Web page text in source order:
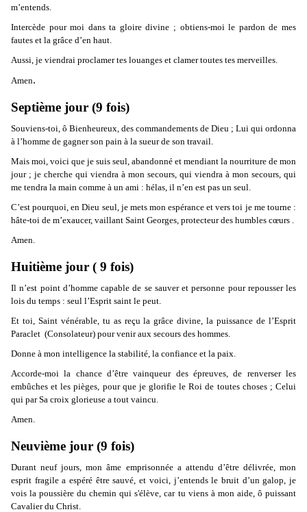
m’entends.
Intercède pour moi dans ta gloire divine ; obtiens-moi le pardon de mes
fautes et la grâce d’en haut.
Aussi, je viendrai proclamer tes louanges et clamer toutes tes merveilles.
Amen.
Septième jour (9 fois)
Souviens-toi, ô Bienheureux, des commandements de Dieu ; Lui qui ordonna
à l’homme de gagner son pain à la sueur de son travail.
Mais moi, voici que je suis seul, abandonné et mendiant la nourriture de mon
jour ; je cherche qui viendra à mon secours, qui viendra à mon secours, qui
me tendra la main comme à un ami : hélas, il n’en est pas un seul.
C’est pourquoi, en Dieu seul, je mets mon espérance et vers toi je me tourne :
hâte-toi de m’exaucer, vaillant Saint Georges, protecteur des humbles cœurs .
Amen.
Huitième jour ( 9 fois)
Il n’est point d’homme capable de se sauver et personne pour repousser les
lois du temps : seul l’Esprit saint le peut.
Et toi, Saint vénérable, tu as reçu la grâce divine, la puissance de l’Esprit
Paraclet (Consolateur) pour venir aux secours des hommes.
Donne à mon intelligence la stabilité, la confiance et la paix.
Accorde-moi la chance d’être vainqueur des épreuves, de renverser les
embûches et les pièges, pour que je glorifie le Roi de toutes choses ; Celui
qui par Sa croix glorieuse a tout vaincu.
Amen.
Neuvième jour (9 fois)
Durant neuf jours, mon âme emprisonnée a attendu d’être délivrée, mon
esprit fragile a espéré être sauvé, et voici, j’entends le bruit d’un galop, je
vois la poussière du chemin qui s'élève, car tu viens à mon aide, ô puissant
Cavalier du Christ.